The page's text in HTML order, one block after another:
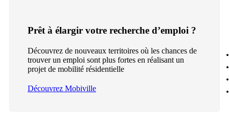
Prêt à élargir votre recherche d’emploi ?
Découvrez de nouveaux territoires où les chances de
trouver un emploi sont plus fortes en réalisant un
projet de mobilité résidentielle
Découvrez Mobiville